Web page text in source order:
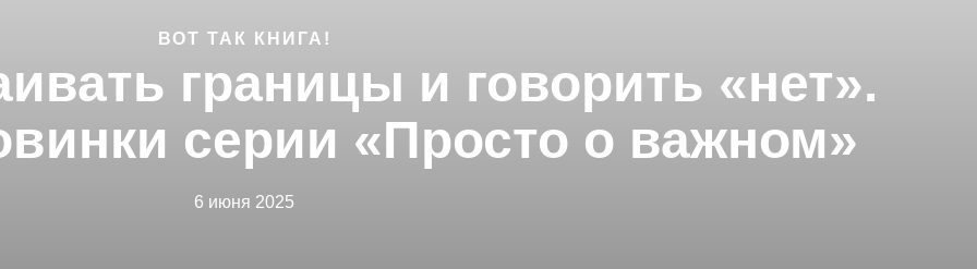
ВОТ ТАК КНИГА!
границы и говорить «нет».
серии «Просто о важном»
6 июня 2025